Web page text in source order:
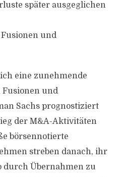
später ausgeglichen
und
eine zunehmende
und
Sachs prognostiziert
der M&A-Aktivitäten
börsennotierte
streben danach, ihr
durch Übernahmen zu